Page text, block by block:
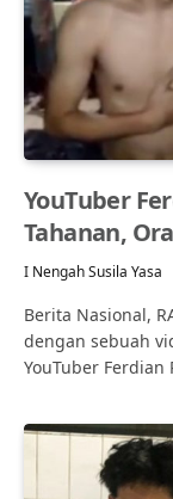
YouTuber
Tahanan,
I Nengah Susila Yasa
Berita Nasional,
dengan sebuah
YouTuber